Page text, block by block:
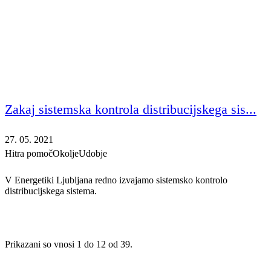
Zakaj sistemska kontrola distribucijskega sis...
27. 05. 2021
Hitra pomočOkoljeUdobje
V Energetiki Ljubljana redno izvajamo sistemsko kontrolo
distribucijskega sistema.
Prikazani so vnosi 1 do 12 od 39.